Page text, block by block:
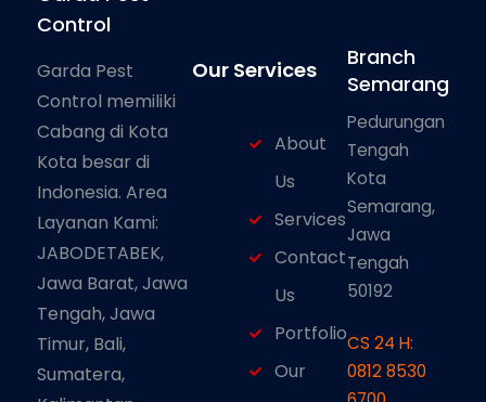
Control
Garda Pest
Control memiliki
Cabang di Kota
Kota besar di
Indonesia. Area
Layanan Kami:
JABODETABEK,
Jawa Barat, Jawa
Tengah, Jawa
Timur, Bali,
Sumatera,
Our Services
About
Us
Services
Contact
Us
Portfolio
Our
Branch
Semarang
Pedurungan
Tengah
Kota
Semarang,
Jawa
Tengah
50192
CS 24 H:
0812 8530